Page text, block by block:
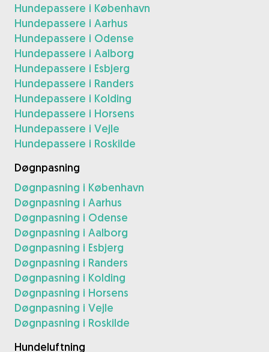
Hundepassere i København
Hundepassere i Aarhus
Hundepassere i Odense
Hundepassere i Aalborg
Hundepassere i Esbjerg
Hundepassere i Randers
Hundepassere i Kolding
Hundepassere i Horsens
Hundepassere i Vejle
Hundepassere i Roskilde
Døgnpasning
Døgnpasning i København
Døgnpasning i Aarhus
Døgnpasning i Odense
Døgnpasning i Aalborg
Døgnpasning i Esbjerg
Døgnpasning i Randers
Døgnpasning i Kolding
Døgnpasning i Horsens
Døgnpasning i Vejle
Døgnpasning i Roskilde
Hundeluftning